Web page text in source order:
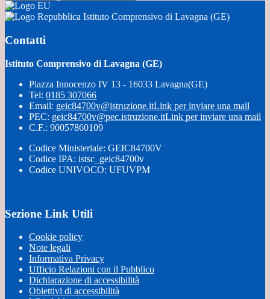
Istituto Comprensivo di Lavagna (GE)
Contatti
Istituto Comprensivo di Lavagna (GE)
Piazza Innocenzo IV 13 - 16033 Lavagna(GE)
Tel: 0185 307066
Email: geic84700v@istruzione.itLink per inviare una mail
PEC: geic84700v@pec.istruzione.itLink per inviare una mail
C.F.: 90057860109
Codice Ministeriale: GEIC84700V
Codice IPA: istsc_geic84700v
Codice UNIVOCO: UFUVPM
Sezione Link Utili
Cookie policy
Note legali
Informativa Privacy
Ufficio Relazioni con il Pubblico
Dichiarazione di accessibilità
Obiettivi di accessibilità